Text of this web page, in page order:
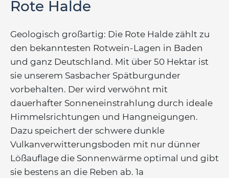
Rote Halde
Geologisch großartig: Die Rote Halde zählt zu
den bekanntesten Rotwein-Lagen in Baden
und ganz Deutschland. Mit über 50 Hektar ist
sie unserem Sasbacher Spätburgunder
vorbehalten. Der wird verwöhnt mit
dauerhafter Sonneneinstrahlung durch ideale
Himmelsrichtungen und Hangneigungen.
Dazu speichert der schwere dunkle
Vulkanverwitterungsboden mit nur dünner
Lößauflage die Sonnenwärme optimal und gibt
sie bestens an die Reben ab. 1a